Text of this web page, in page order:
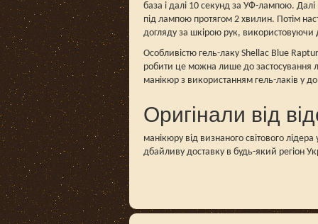
база і далі 10 секунд за УФ-лампою.
під лампою протягом 2 хвилин. Потім
догляду за шкірою рук,
Особливістю гель-лаку Shellac Blue
робити це можна лише до застосування
манікюр з використанням гель-лаків у
Оригінали від
манікюру від визнаного світового
дбайливу доставку в будь-який регіон